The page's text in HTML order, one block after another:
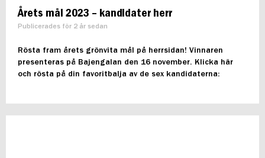
Årets mål 2023 – kandidater herr
Publicerades för 2 år sedan
Rösta fram årets grönvita mål på herrsidan! Vinnaren
presenteras på Bajengalan den 16 november. Klicka här
och rösta på din favoritbalja av de sex kandidaterna: